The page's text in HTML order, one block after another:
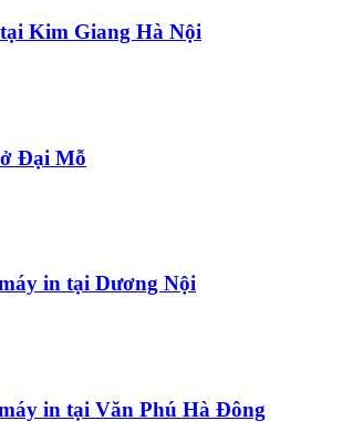
Kim Giang Hà Nội
Đại Mỗ
in tại Dương Nội
in tại Văn Phú Hà Đông